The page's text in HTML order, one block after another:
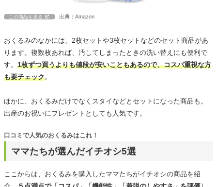
この商品を見る 出典：Amazon
おくるみのなかには、2枚セットや3枚セットなどのセット商品があ
ります。複数枚あれば、汚してしまったときの洗い替えにも便利で
す。 1枚ずつ買うよりも値段が安いこともあるので、コスパ重視な方
も要チェック。
ほかに、おくるみだけでなくスタイなどとセットになった商品も。
出産のお祝いにプレゼントとしても人気です。
ママたちが選んだイチオシ5選
口コミで人気のおくるみはこれ！
ここからは、おくるみを購入したママたちがイチオシの商品を紹